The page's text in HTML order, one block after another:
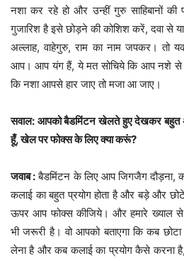
नशा कर रहे हो और उन्हीं गुरु साहिबानों
गुजारिश है इसे छोड़ने की कोशिश करें, दवा से
अल्लाह, वाहेगुरु, राम का नाम जपकर। तो
आप। आप यंग हैं, ये मत सोचिये कि आप नशे से
कि नशा आपसे हार जाए तो मजा आ जाए।
सवाल: आपको बैडमिंटन खेलते हुए देखकर बहुत
हूँ, खेल पर फोक्स के लिए क्या करूं?
जवाब :बैडमिंटन के लिए आप जिगजैग दौड़ना,
कलाई का बहुत प्रयोग होता है और बड़े और
ऊपर आप फोक्स कीजिये। और हमारे ख्याल
भी जरूरी है। वो आपको बताएगा कि कब
लेना है और कब कलाई का प्रयोग कैसे करना